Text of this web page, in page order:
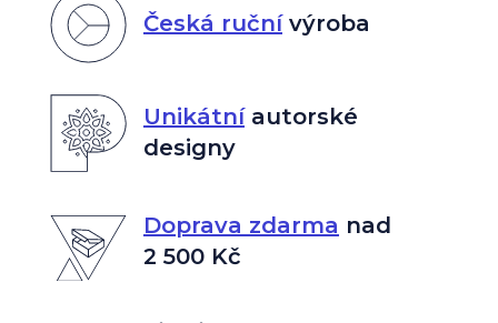
Česká ručnívýroba
Unikátníautorské
designy
Doprava zdarma nad
2 500 Kč